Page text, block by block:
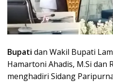
Bupati dan Wakil Bupati
Hamartoni Ahadis, M.Si dan
menghadiri Sidang